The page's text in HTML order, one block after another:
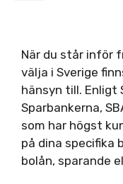
När du står inför
välja i Sverige
hänsyn till. Enligt
Sparbankerna,
som har högst
på dina specifika
bolån, sparande